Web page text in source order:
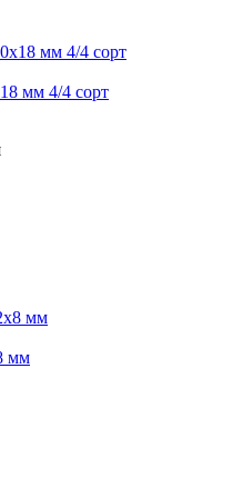
мм 4/4 сорт
мм